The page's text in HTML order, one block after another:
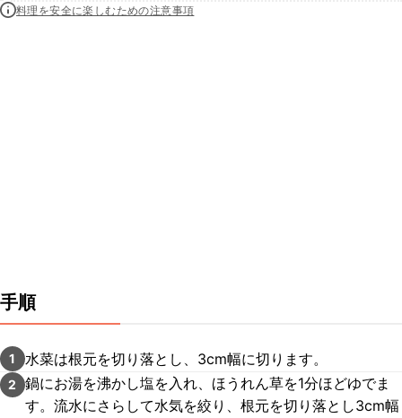
料理を安全に楽しむための注意事項
手順
1 水菜は根元を切り落とし、3cm幅に切ります。
2
鍋にお湯を沸かし塩を入れ、ほうれん草を1分ほどゆでま
す。流水にさらして水気を絞り、根元を切り落とし3cm幅